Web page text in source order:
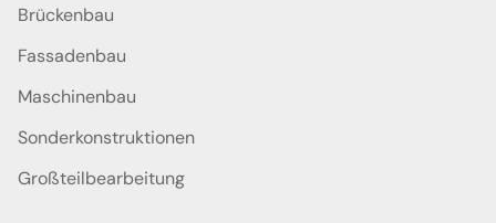
Brückenbau
Fassadenbau
Maschinenbau
Sonderkonstruktionen
Großteilbearbeitung